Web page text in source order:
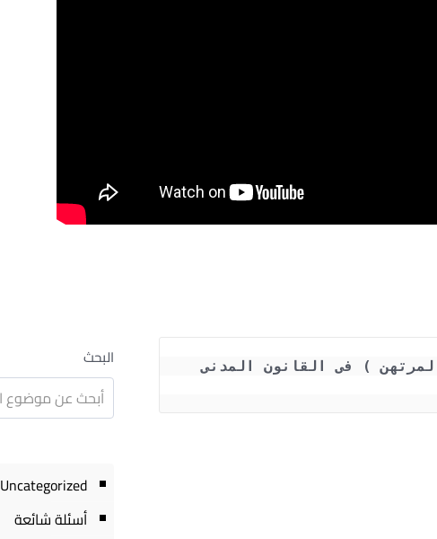
أثار الرهن بين المتعاقدين ( الراهن - الدائن المرتهن ) فى القانون المدنى
البحث
Uncategorized
أسئلة شائعة